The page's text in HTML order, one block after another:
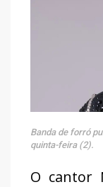
Banda de forró
quinta-feira (2).
O cantor